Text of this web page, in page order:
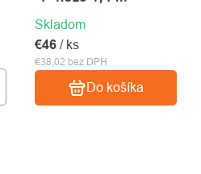
Skladom
€38,02 bez DPH
€46 / ks
Do košíka